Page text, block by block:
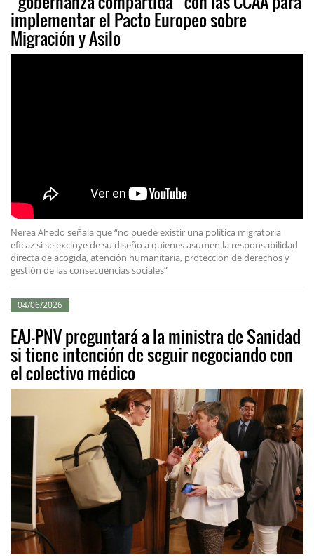
implementar el Pacto Europeo sobre
Migración y Asilo
Nerea Ahedo señala que “no puede existir una política migratoria
eficaz si se excluye de su diseño a quienes asumen la responsabilidad
directa de acogida, atención humanitaria, protección de derechos y
gestión de las consecuencias sociales”
04/06/2026
EAJ-PNV preguntará a la ministra de Sanidad
si tiene intención de seguir negociando con
el colectivo médico